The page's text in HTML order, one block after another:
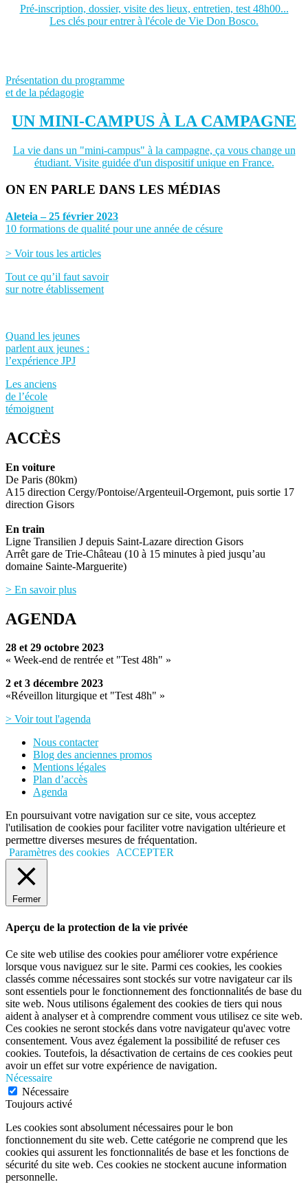
Pré-inscription, dossier, visite des lieux, entretien, test 48h00...
Les clés pour entrer à l'école de Vie Don Bosco.
Présentation du programme
et de la pédagogie
UN MINI-CAMPUS À LA CAMPAGNE
La vie dans un "mini-campus" à la campagne, ça vous change un
étudiant. Visite guidée d'un dispositif unique en France.
ON EN PARLE DANS LES MÉDIAS
Aleteia – 25 février 2023
10 formations de qualité pour une année de césure
> Voir tous les articles
Tout ce qu’il faut savoir
sur notre établissement
Quand les jeunes
parlent aux jeunes :
l’expérience JPJ
Les anciens
de l’école
témoignent
ACCÈS
En voiture
De Paris (80km)
A15 direction Cergy/Pontoise/Argenteuil-Orgemont, puis sortie 17
direction Gisors
En train
Ligne Transilien J depuis Saint-Lazare direction Gisors
Arrêt gare de Trie-Château (10 à 15 minutes à pied jusqu’au
domaine Sainte-Marguerite)
> En savoir plus
AGENDA
28 et 29 octobre 2023
« Week-end de rentrée et "Test 48h" »
2 et 3 décembre 2023
«Réveillon liturgique et "Test 48h" »
> Voir tout l'agenda
Nous contacter
Blog des anciennes promos
Mentions légales
Plan d’accès
Agenda
En poursuivant votre navigation sur ce site, vous acceptez
l'utilisation de cookies pour faciliter votre navigation ultérieure et
permettre diverses mesures de fréquentation.
Paramètres des cookies ACCEPTER
Fermer
Aperçu de la protection de la vie privée
Ce site web utilise des cookies pour améliorer votre expérience
lorsque vous naviguez sur le site. Parmi ces cookies, les cookies
classés comme nécessaires sont stockés sur votre navigateur car ils
sont essentiels pour le fonctionnement des fonctionnalités de base du
site web. Nous utilisons également des cookies de tiers qui nous
aident à analyser et à comprendre comment vous utilisez ce site web.
Ces cookies ne seront stockés dans votre navigateur qu'avec votre
consentement. Vous avez également la possibilité de refuser ces
cookies. Toutefois, la désactivation de certains de ces cookies peut
avoir un effet sur votre expérience de navigation.
Nécessaire
Nécessaire
Toujours activé
Les cookies sont absolument nécessaires pour le bon
fonctionnement du site web. Cette catégorie ne comprend que les
cookies qui assurent les fonctionnalités de base et les fonctions de
sécurité du site web. Ces cookies ne stockent aucune information
personnelle.